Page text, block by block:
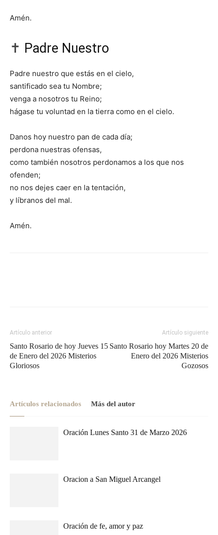
Amén.
✝️ Padre Nuestro
Padre nuestro que estás en el cielo,
santificado sea tu Nombre;
venga a nosotros tu Reino;
hágase tu voluntad en la tierra como en el cielo.
Danos hoy nuestro pan de cada día;
perdona nuestras ofensas,
como también nosotros perdonamos a los que nos
ofenden;
no nos dejes caer en la tentación,
y líbranos del mal.
Amén.
Artículo anterior
Santo Rosario de hoy Jueves 15
de Enero del 2026 Misterios
Gloriosos
Artículo siguiente
Santo Rosario hoy Martes 20 de
Enero del 2026 Misterios
Gozosos
Artículos relacionados Más del autor
Oración Lunes Santo 31 de Marzo 2026
Oracion a San Miguel Arcangel
Oración de fe, amor y paz